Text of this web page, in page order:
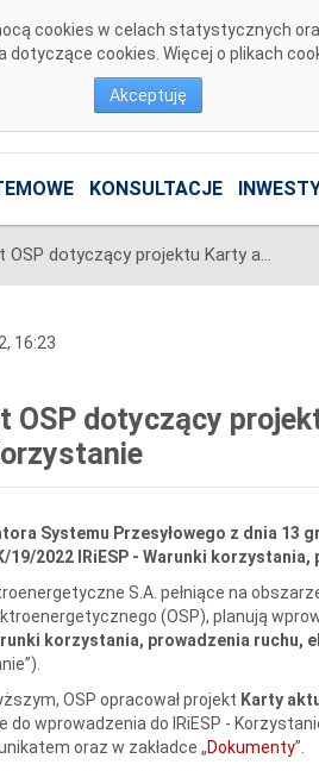
cookies w celach statystycznych
cookies. Więcej o plikach
Akceptuję
KONSULTACJE
Komunikat OSP dotyczący projektu Karty aktualizacji nr CK/19/2022 IRiESP - Korzystanie
16:23
OSP dotyczący
Systemu Przesyłowego z dnia
19/2022 IRiESP - Warunki
S.A. pełniące na
(OSP), planują
korzystania, prowadzenia ruchu,
OSP opracował projekt Karty
do wprowadzenia do IRiESP -
oraz w zakładce „Dokumenty”.